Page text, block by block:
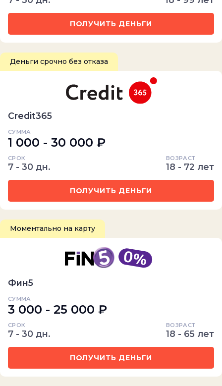
ПОЛУЧИТЬ ДЕНЬГИ
Деньги срочно без отказа
Credit365
СУММА
1 000 - 30 000 ₽
СРОК
7 - 30 дн.
ВОЗРАСТ
18 - 72 лет
ПОЛУЧИТЬ ДЕНЬГИ
Моментально на карту
Фин5
СУММА
3 000 - 25 000 ₽
СРОК
7 - 30 дн.
ВОЗРАСТ
18 - 65 лет
ПОЛУЧИТЬ ДЕНЬГИ